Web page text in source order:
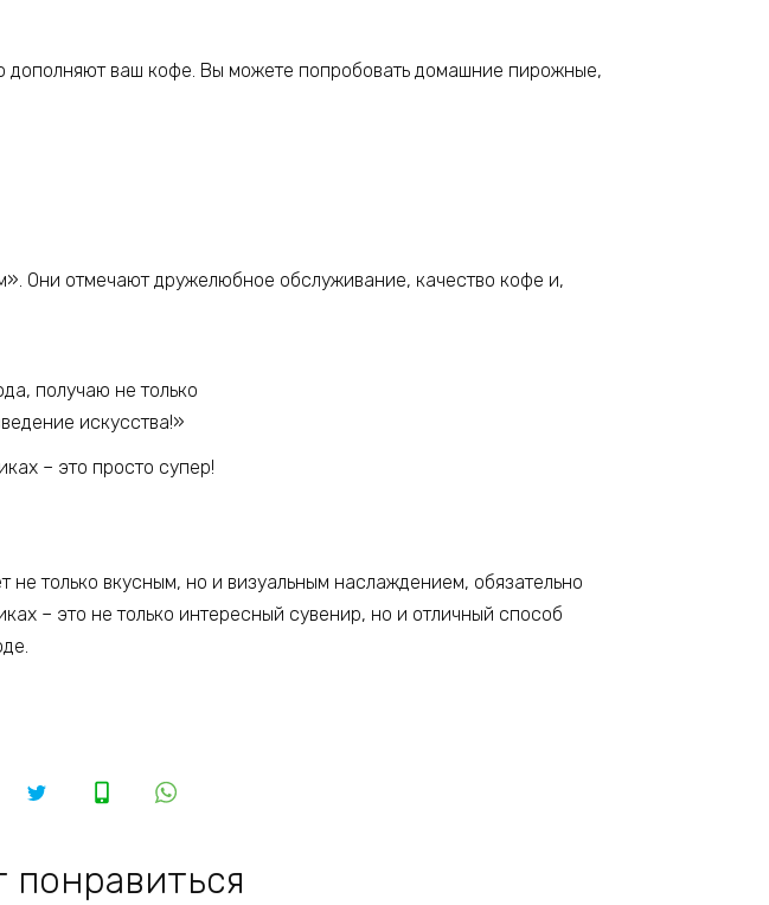
дополняют ваш кофе. Вы можете попробовать домашние пирожные,
Они отмечают дружелюбное обслуживание, качество кофе и,
получаю не только
искусства!»
– это просто супер!
не только вкусным, но и визуальным наслаждением, обязательно
– это не только интересный сувенир, но и отличный способ